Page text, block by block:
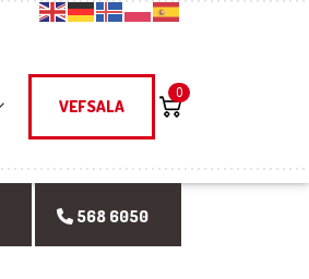
VEFSALA
0
568 6050